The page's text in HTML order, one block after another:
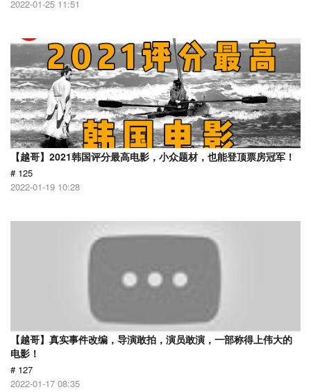
2022-01-25 11:51
【越哥】2021韩国评分最高电影，小众题材，也能登顶票房冠军！
# 125
2022-01-19 10:28
【越哥】真实事件改编，导演敢拍，演员敢演，一部称得上伟大的
电影！
# 127
2022-01-17 08:35